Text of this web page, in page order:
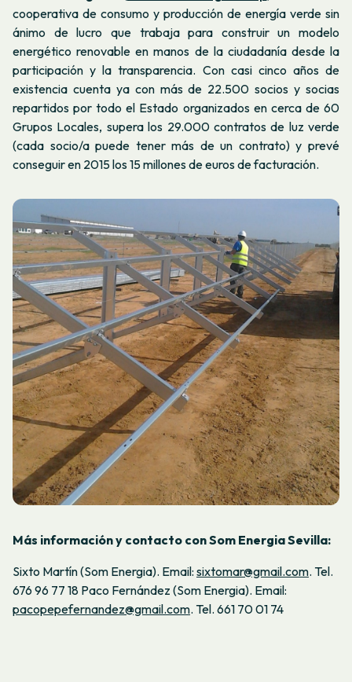
cooperativa de consumo y producción de energía verde sin
ánimo de lucro que trabaja para construir un modelo
energético renovable en manos de la ciudadanía desde la
participación y la transparencia. Con casi cinco años de
existencia cuenta ya con más de 22.500 socios y socias
repartidos por todo el Estado organizados en cerca de 60
Grupos Locales, supera los 29.000 contratos de luz verde
(cada socio/a puede tener más de un contrato) y prevé
conseguir en 2015 los 15 millones de euros de facturación.
Más información y contacto con Som Energia Sevilla:
Sixto Martín (Som Energia). Email: sixtomar@gmail.com. Tel.
676 96 77 18 Paco Fernández (Som Energia). Email:
pacopepefernandez@gmail.com. Tel. 661 70 01 74